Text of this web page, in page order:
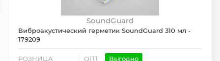
SoundGuard
Виброакустический герметик SoundGuard 310 мл -
179209
РОЗНИЦА ОПТ Выгодно